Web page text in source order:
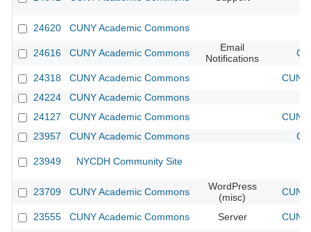
24620 CUNY Academic Commons
24616 CUNY Academic Commons
Email
Notifications
24318 CUNY Academic Commons
24224
CUNY Academic Commons
24127
CUNY Academic Commons
23957
CUNY Academic Commons
23949 NYCDH Community Site
23709 CUNY Academic Commons
WordPress
(misc)
23555 CUNY Academic Commons Server